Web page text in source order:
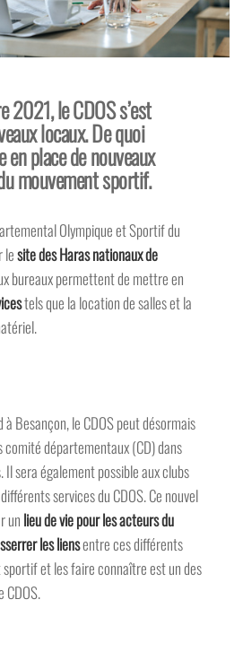
2021, le CDOS s’est
locaux. De quoi
place de nouveaux
mouvement sportif.
Olympique et Sportif du
lesite des Haras nationaux de
bureaux permettent de mettre en
tels que la location de salles et la
Besançon, le CDOS peut désormais
départementaux (CD) dans
sera également possible aux clubs
services du CDOS. Ce nouvel
un lieu de vie pour les acteurs du
les liensentre ces différents
et les faire connaître est un des
CDOS.